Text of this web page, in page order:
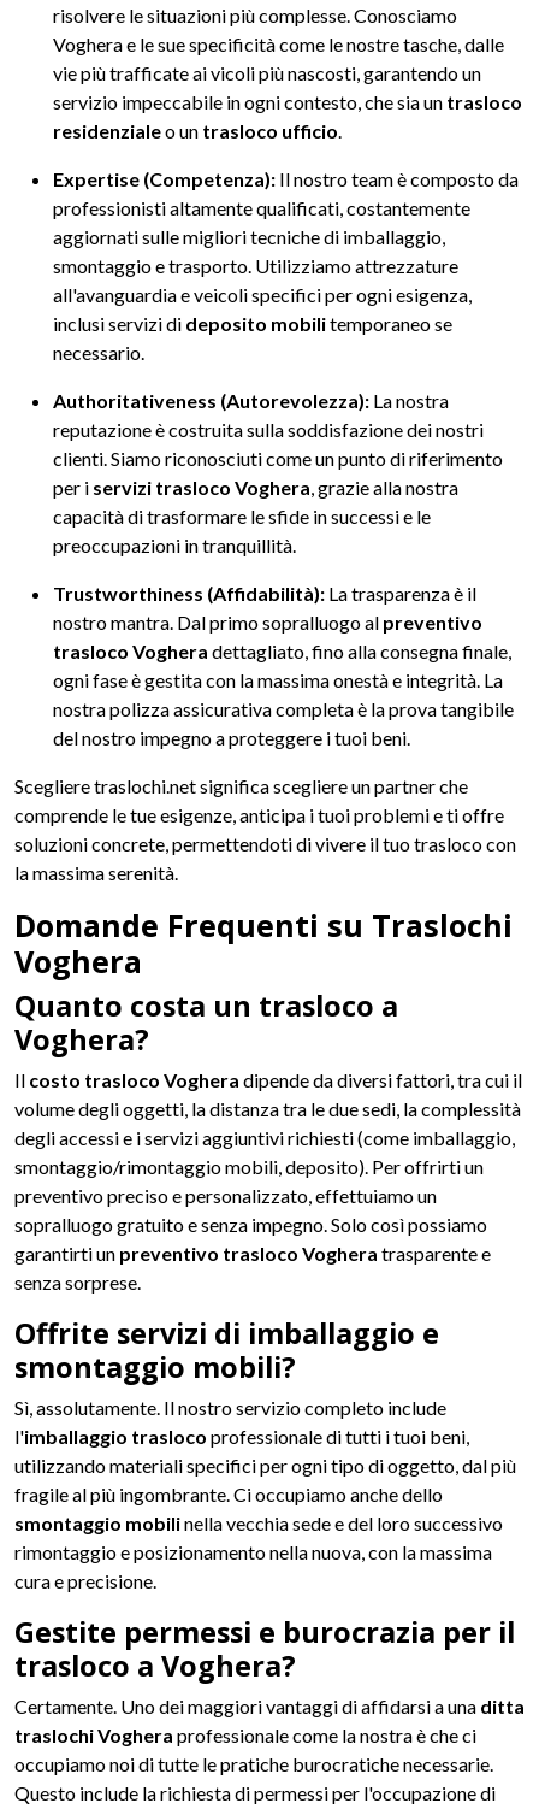
risolvere le situazioni più complesse. Conosciamo
Voghera e le sue specificità come le nostre tasche, dalle
vie più trafficate ai vicoli più nascosti, garantendo un
servizio impeccabile in ogni contesto, che sia un trasloco
residenzialeo un trasloco ufficio.
Expertise (Competenza): Il nostro team è composto da
professionisti altamente qualificati, costantemente
aggiornati sulle migliori tecniche di imballaggio,
smontaggio e trasporto. Utilizziamo attrezzature
all'avanguardia e veicoli specifici per ogni esigenza,
inclusi servizi di deposito mobilitemporaneo se
necessario.
Authoritativeness (Autorevolezza): La nostra
reputazione è costruita sulla soddisfazione dei nostri
clienti. Siamo riconosciuti come un punto di riferimento
per i servizi trasloco Voghera, grazie alla nostra
capacità di trasformare le sfide in successi e le
preoccupazioni in tranquillità.
Trustworthiness (Affidabilità): La trasparenza è il
nostro mantra. Dal primo sopralluogo al preventivo
trasloco Voghera dettagliato, fino alla consegna finale,
ogni fase è gestita con la massima onestà e integrità. La
nostra polizza assicurativa completa è la prova tangibile
del nostro impegno a proteggere i tuoi beni.
Scegliere traslochi.net significa scegliere un partner che
comprende le tue esigenze, anticipa i tuoi problemi e ti offre
soluzioni concrete, permettendoti di vivere il tuo trasloco con
la massima serenità.
Domande Frequenti su Traslochi
Voghera
Quanto costa un trasloco a
Voghera?
Il costo trasloco Voghera dipende da diversi fattori, tra cui il
volume degli oggetti, la distanza tra le due sedi, la complessità
degli accessi e i servizi aggiuntivi richiesti (come imballaggio,
smontaggio/rimontaggio mobili, deposito). Per offrirti un
preventivo preciso e personalizzato, effettuiamo un
sopralluogo gratuito e senza impegno. Solo così possiamo
garantirti un preventivo trasloco Voghera trasparente e
senza sorprese.
Offrite servizi di imballaggio e
smontaggio mobili?
Sì, assolutamente. Il nostro servizio completo include
l'imballaggio trasloco professionale di tutti i tuoi beni,
utilizzando materiali specifici per ogni tipo di oggetto, dal più
fragile al più ingombrante. Ci occupiamo anche dello
smontaggio mobilinella vecchia sede e del loro successivo
rimontaggio e posizionamento nella nuova, con la massima
cura e precisione.
Gestite permessi e burocrazia per il
trasloco a Voghera?
Certamente. Uno dei maggiori vantaggi di affidarsi a una ditta
traslochi Voghera professionale come la nostra è che ci
occupiamo noi di tutte le pratiche burocratiche necessarie.
Questo include la richiesta di permessi per l'occupazione di